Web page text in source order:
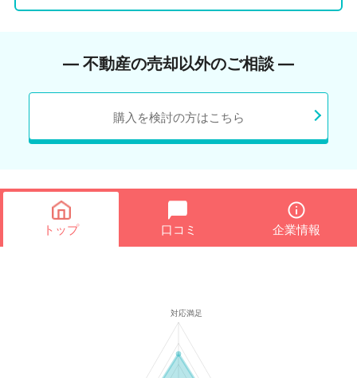
― 不動産の売却以外のご相談 ―
購入を検討の方はこちら
トップ 口コミ 企業情報